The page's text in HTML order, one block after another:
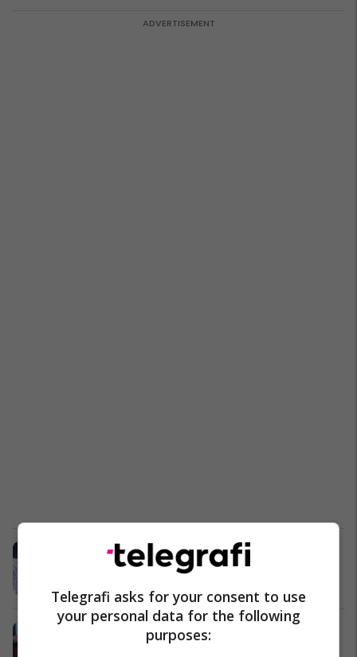
Qendra e skijimit "Brezovica":
Potencial i Kosovës apo kaos?
Zllatan Ellek, zgjidhet kryetar i ri i
Listës Serbe
Telegrafi asks for your consent to use
your personal data for the following
purposes: